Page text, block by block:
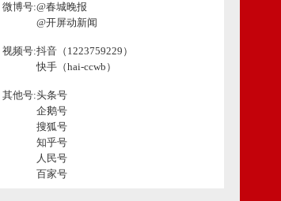
烟草专卖行政执法公告
2026-07-03 16:12:05
2026-07-02 16:55:50
烟草专卖行政执法公告
2026-07-01 15:53:40
微博号:@春城晚报
@开屏动新闻
视频号:抖音（1223759229）
快手（hai-ccwb）
其他号:头条号
企鹅号
搜狐号
知乎号
人民号
百家号